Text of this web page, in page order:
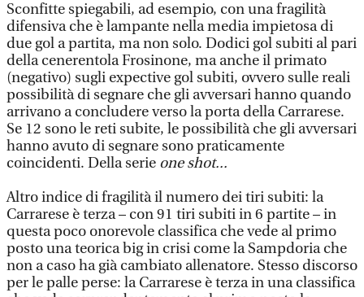
Sconfitte spiegabili, ad esempio, con una fragilità
difensiva che è lampante nella media impietosa di
due gol a partita, ma non solo. Dodici gol subiti al pari
della cenerentola Frosinone, ma anche il primato
(negativo) sugli expective gol subiti, ovvero sulle reali
possibilità di segnare che gli avversari hanno quando
arrivano a concludere verso la porta della Carrarese.
Se 12 sono le reti subite, le possibilità che gli avversari
hanno avuto di segnare sono praticamente
coincidenti. Della serie one shot...
Altro indice di fragilità il numero dei tiri subiti: la
Carrarese è terza – con 91 tiri subiti in 6 partite – in
questa poco onorevole classifica che vede al primo
posto una teorica big in crisi come la Sampdoria che
non a caso ha già cambiato allenatore. Stesso discorso
per le palle perse: la Carrarese è terza in una classifica